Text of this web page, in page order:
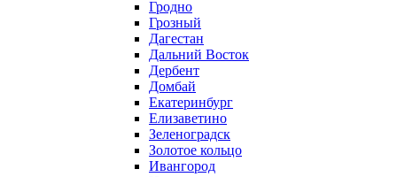
Гродно
Грозный
Дагестан
Дальний Восток
Дербент
Домбай
Екатеринбург
Елизаветино
Зеленоградск
Золотое кольцо
Ивангород